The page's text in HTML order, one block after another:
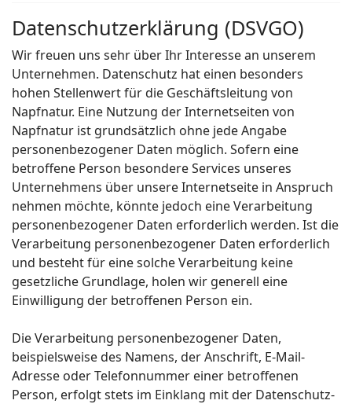
Datenschutzerklärung (DSVGO)
Wir freuen uns sehr über Ihr Interesse an unserem
Unternehmen. Datenschutz hat einen besonders
hohen Stellenwert für die Geschäftsleitung von
Napfnatur. Eine Nutzung der Internetseiten von
Napfnatur ist grundsätzlich ohne jede Angabe
personenbezogener Daten möglich. Sofern eine
betroffene Person besondere Services unseres
Unternehmens über unsere Internetseite in Anspruch
nehmen möchte, könnte jedoch eine Verarbeitung
personenbezogener Daten erforderlich werden. Ist die
Verarbeitung personenbezogener Daten erforderlich
und besteht für eine solche Verarbeitung keine
gesetzliche Grundlage, holen wir generell eine
Einwilligung der betroffenen Person ein.
Die Verarbeitung personenbezogener Daten,
beispielsweise des Namens, der Anschrift, E-Mail-
Adresse oder Telefonnummer einer betroffenen
Person, erfolgt stets im Einklang mit der Datenschutz-